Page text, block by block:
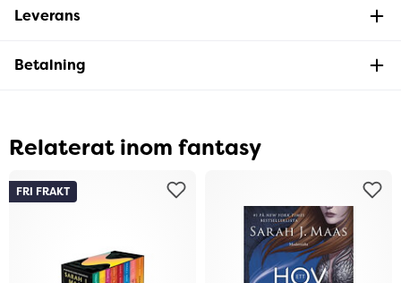
Leverans
Betalning
Relaterat inom fantasy
FRI FRAKT